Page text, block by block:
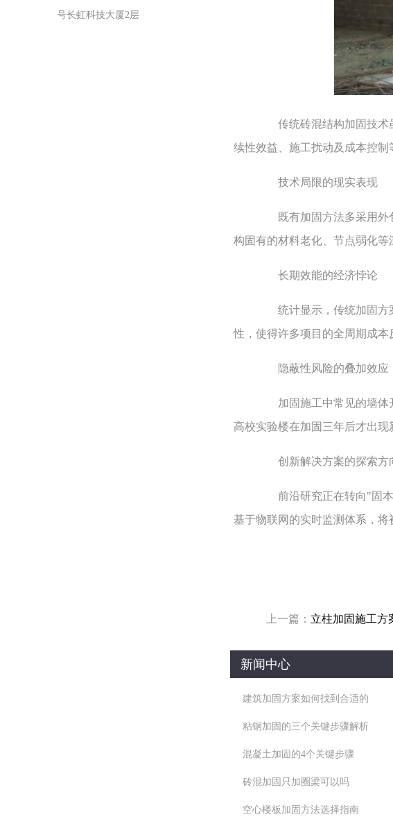
号长虹科技大厦2层
传统砖混结构加固技术虽
续性效益、施工扰动及成本控制
技术局限的现实表现
既有加固方法多采用外包
构固有的材料老化、节点弱化
长期效能的经济悖论
统计显示，传统加固方案
性，使得许多项目的全周期成本
隐蔽性风险的叠加效应
加固施工中常见的墙体
高校实验楼在加固三年后才出现
创新解决方案的探索方
前沿研究正在转向"固本
基于物联网的实时监测体系，将
上一篇： 立柱加固施工方
新闻中心
建筑加固方案如何找到合适的
粘钢加固的三个关键步骤解析
混凝土加固的4个关键步骤
砖混加固只加圈梁可以吗
空心楼板加固方法选择指南